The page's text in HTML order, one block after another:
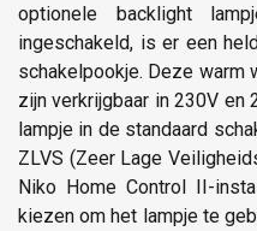
optionele backlight
ingeschakeld, is er een
schakelpookje. Deze warm
zijn verkrijgbaar in 230V en
lampje in de standaard
ZLVS (Zeer Lage
Niko Home Control II-
kiezen om het lampje te